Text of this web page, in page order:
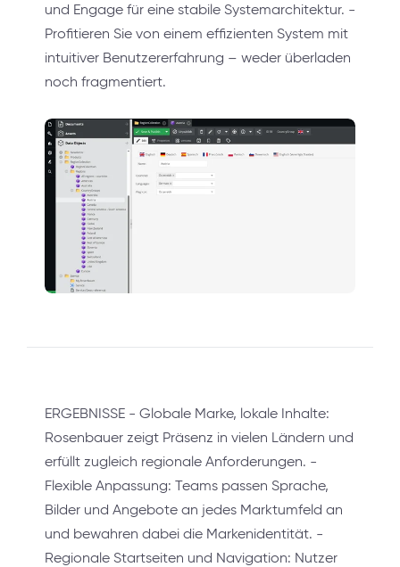
und Engage für eine stabile Systemarchitektur. -
Profitieren Sie von einem effizienten System mit
intuitiver Benutzererfahrung – weder überladen
noch fragmentiert.
ERGEBNISSE - Globale Marke, lokale Inhalte:
Rosenbauer zeigt Präsenz in vielen Ländern und
erfüllt zugleich regionale Anforderungen. -
Flexible Anpassung: Teams passen Sprache,
Bilder und Angebote an jedes Marktumfeld an
und bewahren dabei die Markenidentität. -
Regionale Startseiten und Navigation: Nutzer